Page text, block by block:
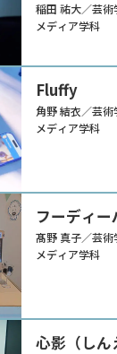
稲田 祐大／芸
メディア学科
Fluffy
角野 結衣／芸
メディア学科
フーディー
髙野 真子／芸
メディア学科
心影（しん